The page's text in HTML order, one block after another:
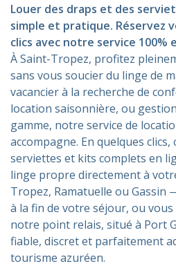
Louer des draps et des
simple et pratique. Réservez
clics avec notre service 100%
À Saint-Tropez, profitez
sans vous soucier du linge de
vacancier à la recherche de
location saisonnière, ou
gamme, notre service de
accompagne. En quelques
serviettes et kits complets en
linge propre directement à
Tropez, Ramatuelle ou Gassin
à la fin de votre séjour, ou
notre point relais, situé à Port
fiable, discret et parfaitement
tourisme azuréen.